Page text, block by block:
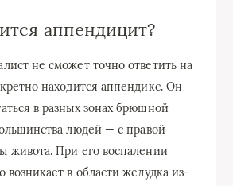
аппендицит?
не сможет точно ответить на
находится аппендикс. Он
в разных зонах брюшной
людей — с правой
живота. При его воспалении
возникает в области желудка из-